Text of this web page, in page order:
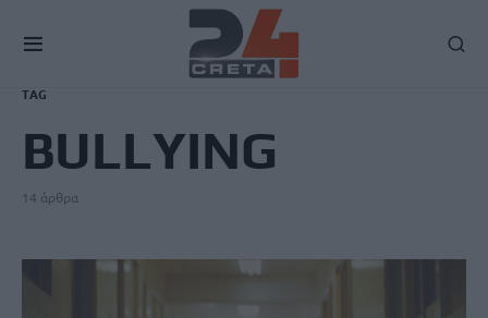
TAG
BULLYING
14 άρθρα